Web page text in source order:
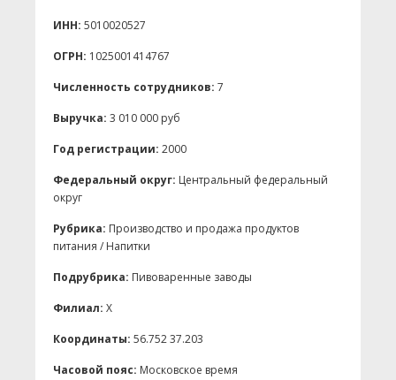
ИНН: 5010020527
ОГРН: 1025001414767
Численность сотрудников: 7
Выручка: 3 010 000 руб
Год регистрации: 2000
Федеральный округ: Центральный федеральный
округ
Рубрика: Производство и продажа продуктов
питания / Напитки
Подрубрика: Пивоваренные заводы
Филиал: X
Координаты: 56.752 37.203
Часовой пояс: Московское время